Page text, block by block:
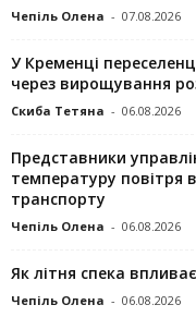
Чепіль Олена - 07.08.2026
У Кременці
через вирощування
Скиба Тетяна - 06.08.2026
Представники
температуру повітря
транспорту
Чепіль Олена - 06.08.2026
Як літня спека
Чепіль Олена - 06.08.2026